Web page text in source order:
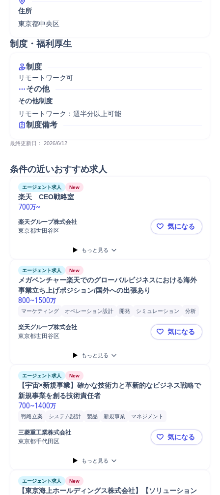
住所
東京都中央区
制度・福利厚生
制度
リモートワーク可
その他
その他制度
リモートワーク：週半分以上可能
制度備考
最終更新日： 2026/6/12
条件の近いおすすめ求人
エージェント求人 New
楽天　CEO戦略室
700万~
楽天グループ株式会社
東京都世田谷区
楽天 CEO
気になる
もっと見る
エージェント求人 New
メガベンチャー楽天でのグローバルビジネスにおける海外
事業立ち上げポジション/国外への出張あり
800~1500万
マーケティング オペレーション設計 開発 シミュレーション
分析
新規事業
新規事業立案
ロードマップ策定
海外事業立ち上げ
海外勤務
事業計画 プロダクト選定
プロダクト機能改善提案
楽天グループ株式会社
東京都世田谷区
メガベンチ
気になる
もっと見る
エージェント求人 New
【宇宙×新規事業】確かな技術力と革新的なビジネス戦略で
新規事業を創る技術責任者
700~1400万
戦略立案 システム設計 製品 新規事業
マネジメント
プロジェクトマネジメント
新規事業立案
事業戦略立案
開発プロジェクト
プロジェクト
技術開発
北アメリカ業務
海外勤務 海外常駐 海外業務
三菱重工業株式会社
東京都千代田区
【宇宙×新
気になる
もっと見る
エージェント求人 New
【東京海上ホールディングス株式会社】【ソリューション